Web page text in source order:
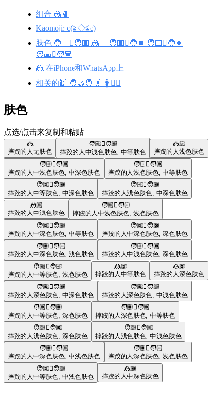
组合 🤼🥊
Kaomoji: c(≧◇≦c)
肤色 🧑🏼‍🫯‍🧑🏽 🤼🏻 🧑🏼‍🫯‍🧑🏾 🧑🏻‍🫯‍🧑🏽
🧑🏽‍🫯‍🧑🏾
🤼 在iPhone和WhatsApp上
相关的👯 🧑‍🤝‍🧑 🤸 🚺 🤼‍♂️
肤色
点选/点击来复制和粘贴
🤼
摔跤的人 无肤色
🧑🏼‍🫯‍🧑🏽
摔跤的人 中浅色肤色 中等肤色
🤼🏻
摔跤的人 浅色肤色
🧑🏼‍🫯‍🧑🏾
摔跤的人 中浅色肤色 中深色肤色
🧑🏻‍🫯‍🧑🏽
摔跤的人 浅色肤色 中等肤色
🧑🏽‍🫯‍🧑🏾
摔跤的人 中等肤色 中深色肤色
🧑🏻‍🫯‍🧑🏾
摔跤的人 浅色肤色 中深色肤色
🤼🏼
摔跤的人 中浅色肤色
🧑🏼‍🫯‍🧑🏻
摔跤的人 中浅色肤色 浅色肤色
🧑🏾‍🫯‍🧑🏽
摔跤的人 中深色肤色 中等肤色
🧑🏾‍🫯‍🧑🏿
摔跤的人 中深色肤色 深色肤色
🧑🏾‍🫯‍🧑🏻
摔跤的人 中深色肤色 浅色肤色
🧑🏼‍🫯‍🧑🏿
摔跤的人 中浅色肤色 深色肤色
🧑🏽‍🫯‍🧑🏻
摔跤的人 中等肤色 浅色肤色
🤼🏽
摔跤的人 中等肤色
🤼🏿
摔跤的人 深色肤色
🧑🏿‍🫯‍🧑🏾
摔跤的人 深色肤色 中深色肤色
🧑🏿‍🫯‍🧑🏼
摔跤的人 深色肤色 中浅色肤色
🧑🏽‍🫯‍🧑🏿
摔跤的人 中等肤色 深色肤色
🧑🏿‍🫯‍🧑🏽
摔跤的人 深色肤色 中等肤色
🧑🏻‍🫯‍🧑🏿
摔跤的人 浅色肤色 深色肤色
🧑🏻‍🫯‍🧑🏼
摔跤的人 浅色肤色 中浅色肤色
🧑🏾‍🫯‍🧑🏼
摔跤的人 中深色肤色 中浅色肤色
🧑🏿‍🫯‍🧑🏻
摔跤的人 深色肤色 浅色肤色
🧑🏽‍🫯‍🧑🏼
摔跤的人 中等肤色 中浅色肤色
🤼🏾
摔跤的人 中深色肤色